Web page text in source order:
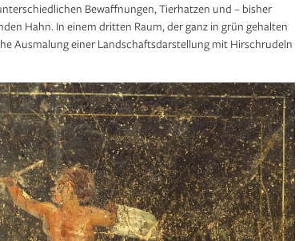
Bewaffnungen, Tierhatzen und – bisher
Hahn. In einem dritten Raum, der ganz in grün gehalten
Ausmalung einer Landschaftsdarstellung mit Hirschrudeln